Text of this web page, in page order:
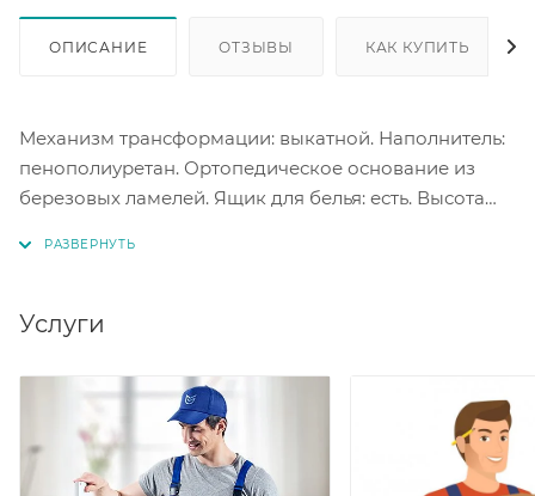
ОПИСАНИЕ ОТЗЫВЫ КАК КУПИТЬ
Механизм трансформации: выкатной. Наполнитель:
пенополиуретан. Ортопедическое основание из
березовых ламелей. Ящик для белья: есть. Высота
Услуги